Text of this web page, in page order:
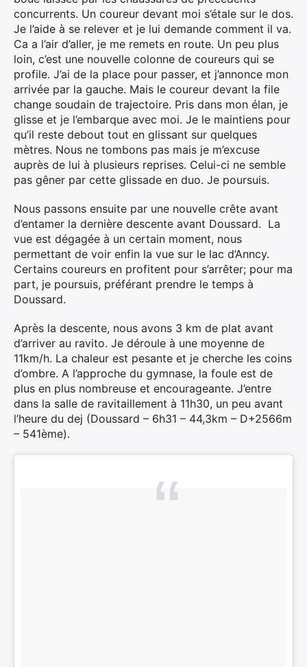
concurrents. Un coureur devant moi s’étale sur le dos.
Je l’aide à se relever et je lui demande comment il va.
Ca a l’air d’aller, je me remets en route. Un peu plus
loin, c’est une nouvelle colonne de coureurs qui se
profile. J’ai de la place pour passer, et j’annonce mon
arrivée par la gauche. Mais le coureur devant la file
change soudain de trajectoire. Pris dans mon élan, je
glisse et je l’embarque avec moi. Je le maintiens pour
qu’il reste debout tout en glissant sur quelques
mètres. Nous ne tombons pas mais je m’excuse
auprès de lui à plusieurs reprises. Celui-ci ne semble
pas gêner par cette glissade en duo. Je poursuis.
Nous passons ensuite par une nouvelle crête avant
d’entamer la dernière descente avant Doussard. La
vue est dégagée à un certain moment, nous
permettant de voir enfin la vue sur le lac d’Anncy.
Certains coureurs en profitent pour s’arrêter; pour ma
part, je poursuis, préférant prendre le temps à
Doussard.
Après la descente, nous avons 3 km de plat avant
d’arriver au ravito. Je déroule à une moyenne de
11km/h. La chaleur est pesante et je cherche les coins
d’ombre. A l’approche du gymnase, la foule est de
plus en plus nombreuse et encourageante. J’entre
dans la salle de ravitaillement à 11h30, un peu avant
l’heure du dej (Doussard – 6h31 – 44,3km – D+2566m
– 541ème).